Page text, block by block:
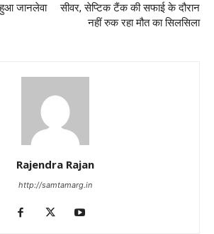
जानलेवा
सीवर, सेप्टिक टैंक की सफाई के दौरान
नहीं रुक रहा मौत का सिलसिला
Rajendra Rajan
http://samtamarg.in